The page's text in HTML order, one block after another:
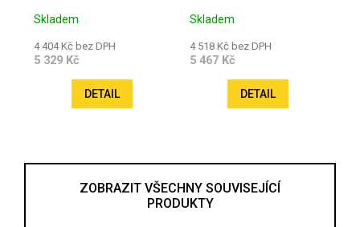
Skladem
4 404 Kč bez DPH
5 329 Kč
DETAIL
RJ45
Skladem
4 518 Kč bez DPH
5 467 Kč
DETAIL
ZOBRAZIT VŠECHNY SOUVISEJÍCÍ
PRODUKTY